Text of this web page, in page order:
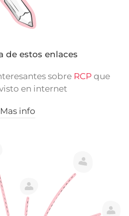
de estos enlaces
sobre RCP que
en internet
Mas info